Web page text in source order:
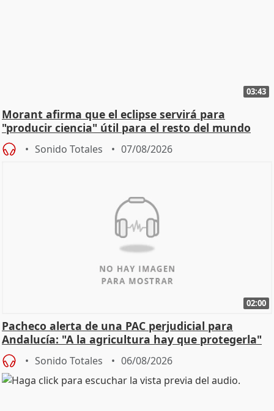
03:43
Morant afirma que el eclipse servirá para
"producir ciencia" útil para el resto del mundo
Sonido Totales 07/08/2026
02:00
Pacheco alerta de una PAC perjudicial para
Andalucía: "A la agricultura hay que protegerla"
Sonido Totales 06/08/2026